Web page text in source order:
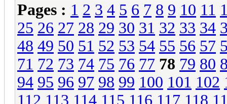
Pages : 1 2 3 4 5 6 7 8 9 10 11
25 26 27 28 29 30 31 32 33 34
48 49 50 51 52 53 54 55 56 57
71 72 73 74 75 76 77 78 79 80
94 95 96 97 98 99 100 101 102
112 113 114 115 116 117 118